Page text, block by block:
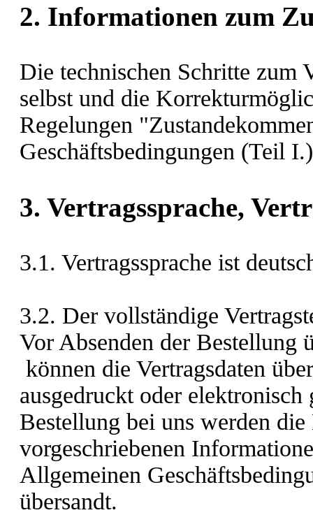
2. Informationen zum
Die technischen Schritte zum
selbst und die
Regelungen
Geschäftsbedingungen (Teil
3. Vertragssprache,
3.1. Vertragssprache ist
3.2. Der vollständige
Vor Absenden der Bestellung
können die Vertragsdaten
ausgedruckt oder
Bestellung bei uns werden
vorgeschriebenen
Allgemeinen
übersandt.